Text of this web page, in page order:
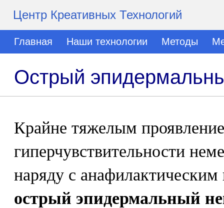
Центр Креативных Технологий
Главная Наши технологии Методы
Острый
Крайне тяжелым
гиперчувствительности
наряду с
острый эпидермальный